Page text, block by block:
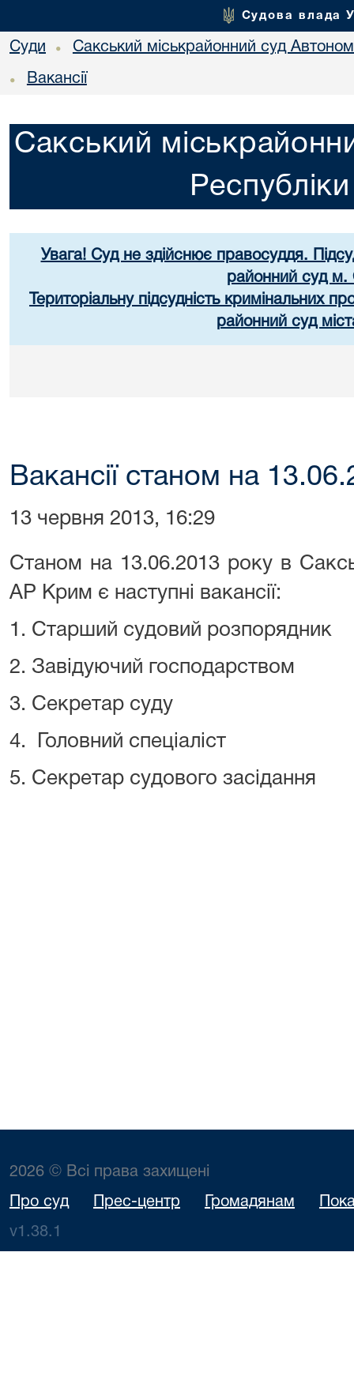
Судова влада
Суди • Сакський міськрайонний суд
• Вакансії
Сакський
Увага! Суд не здійснює правосуддя.
районний суд м.
Територіальну підсудність кримінальних
районний суд
Вакансії станом на
13 червня 2013, 16:29
Станом на 13.06.2013 року в
АР Крим є наступні вакансії:
1. Старший судовий розпорядник
2. Завідуючий господарством
3. Секретар суду
4. Головний спеціаліст
5. Секретар судового засідання
2026 © Всі права захищені
Про суд Прес-центр Громадянам
v1.38.1